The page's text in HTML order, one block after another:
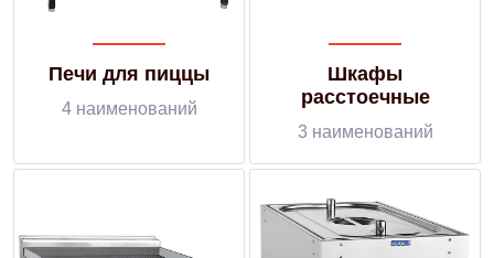
Печи для пиццы
4 наименований
Шкафы
расстоечные
3 наименований